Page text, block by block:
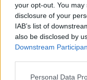
your opt-out. You
disclosure of your
IAB’s list of
also be disclosed by
Downstream
Personal Data
Πολλοί
σπιτικά
λύσεις χωρίς